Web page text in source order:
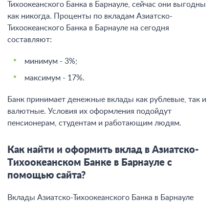
Тихоокеанского Банка в Барнауле, сейчас они выгодны
как никогда. Проценты по вкладам Азиатско-
Тихоокеанского Банка в Барнауле на сегодня
составляют:
минимум - 3%;
максимум - 17%.
Банк принимает денежные вклады как рублевые, так и
валютные. Условия их оформления подойдут
пенсионерам, студентам и работающим людям.
Как найти и оформить вклад в Азиатско-
Тихоокеанском Банке в Барнауле с
помощью сайта?
Вклады Азиатско-Тихоокеанского Банка в Барнауле